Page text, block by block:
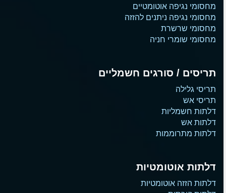
מחסומי נגיפה אוטומטיים
מחסומי נגיפה ניתנים להזזה
מחסומי שרשרת
מחסומי שומרי חניה
תריסים / סורגים חשמליים
תריסי גלילה
תריסי אש
דלתות חשמליות
דלתות אש
דלתות מתרוממות
דלתות אוטומטיות
דלתות הזזה אוטומטיות